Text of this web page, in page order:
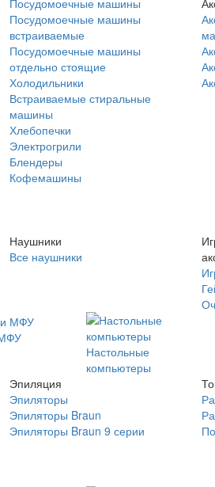
Посудомоечные машины
Посудомоечные машины
встраиваемые
Посудомоечные машины
отдельно стоящие
Холодильники
Встраиваемые стиральные
машины
Хлебопечки
Электрогрили
Блендеры
Кофемашины
Наушники
Все наушники
Настольные
компьютеры
Эпиляция
Эпиляторы
Эпиляторы Braun
Эпиляторы Braun 9 серии